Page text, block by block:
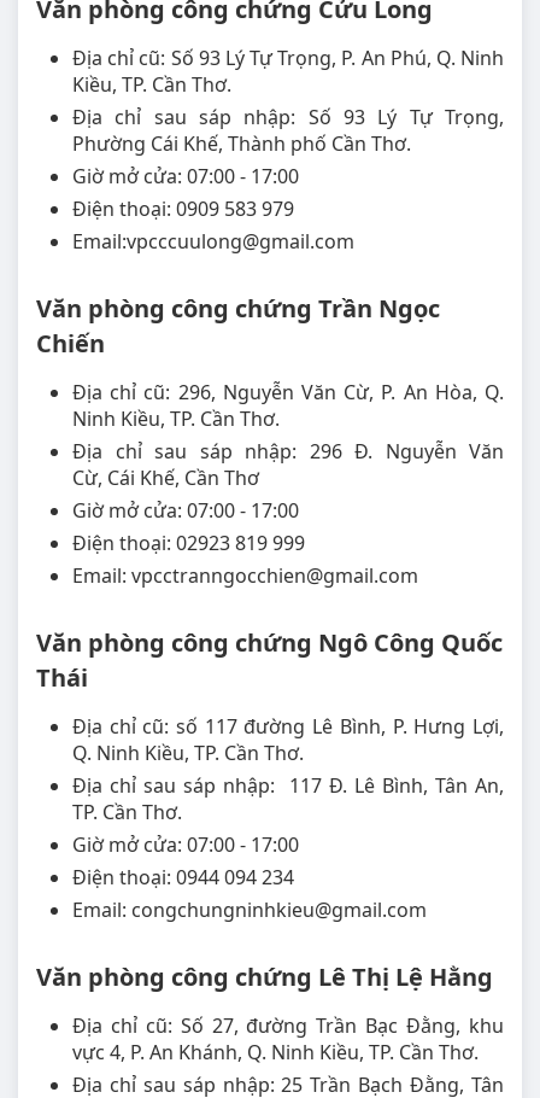
Văn phòng công chứng Cửu Long
Địa chỉ cũ: Số 93 Lý Tự Trọng, P. An Phú, Q. Ninh
Kiều, TP. Cần Thơ.
Địa chỉ sau sáp nhập: Số 93 Lý Tự Trọng,
Phường Cái Khế, Thành phố Cần Thơ.
Giờ mở cửa: 07:00 - 17:00
Điện thoại: 0909 583 979
Email:vpcccuulong@gmail.com
Văn phòng công chứng Trần Ngọc
Chiến
Địa chỉ cũ: 296, Nguyễn Văn Cừ, P. An Hòa, Q.
Ninh Kiều, TP. Cần Thơ.
Địa chỉ sau sáp nhập: 296 Đ. Nguyễn Văn
Cừ, Cái Khế, Cần Thơ
Giờ mở cửa: 07:00 - 17:00
Điện thoại: 02923 819 999
Email: vpcctranngocchien@gmail.com
Văn phòng công chứng Ngô Công Quốc
Thái
Địa chỉ cũ: số 117 đường Lê Bình, P. Hưng Lợi,
Q. Ninh Kiều, TP. Cần Thơ.
Địa chỉ sau sáp nhập: 117 Đ. Lê Bình, Tân An,
TP. Cần Thơ.
Giờ mở cửa: 07:00 - 17:00
Điện thoại: 0944 094 234
Email: congchungninhkieu@gmail.com
Văn phòng công chứng Lê Thị Lệ Hằng
Địa chỉ cũ: Số 27, đường Trần Bạc Đằng, khu
vực 4, P. An Khánh, Q. Ninh Kiều, TP. Cần Thơ.
Địa chỉ sau sáp nhập: 25 Trần Bạch Đằng, Tân